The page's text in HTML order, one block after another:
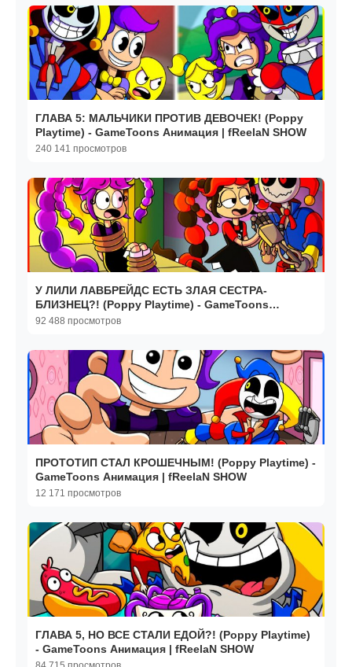
ГЛАВА 5: МАЛЬЧИКИ ПРОТИВ ДЕВОЧЕК! (Poppy
Playtime) - GameToons Анимация | fReelaN SHOW
240 141 просмотров
У ЛИЛИ ЛАВБРЕЙДС ЕСТЬ ЗЛАЯ СЕСТРА-
БЛИЗНЕЦ?! (Poppy Playtime) - GameToons
Анимация | fReelaN SHOW
92 488 просмотров
ПРОТОТИП СТАЛ КРОШЕЧНЫМ! (Poppy Playtime) -
GameToons Анимация | fReelaN SHOW
12 171 просмотров
ГЛАВА 5, НО ВСЕ СТАЛИ ЕДОЙ?! (Poppy Playtime)
- GameToons Анимация | fReelaN SHOW